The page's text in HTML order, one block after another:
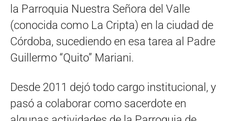
la Parroquia Nuestra Señora del Valle
(conocida como La Cripta) en la ciudad de
Córdoba, sucediendo en esa tarea al Padre
Guillermo “Quito” Mariani.
Desde 2011 dejó todo cargo institucional, y
pasó a colaborar como sacerdote en